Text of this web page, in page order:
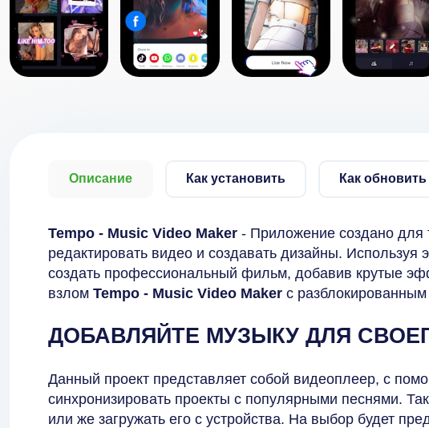
Описание Как установить Как обновить
Tempo - Music Video Maker - Приложение создано для
редактировать видео и создавать дизайны. Используя
создать профессиональный фильм, добавив крутые
взлом Tempo - Music Video Maker с
ДОБАВЛЯЙТЕ МУЗЫКУ ДЛЯ
Данный проект представляет собой видеоплеер, с
синхронизировать проекты с популярными песнями.
или же загружать его с устройства. На выбор будет